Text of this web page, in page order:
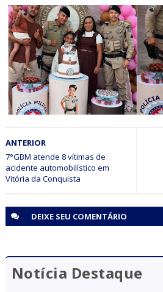
POLICIAL
Polícia Civil prende suspeito de
com munições e veículos de luxo
(BA)
Polícia Militar participa de
do Bonfim (BA)
ANTERIOR
7°GBM atende 8 vítimas de
acidente automobilístico em
Vitória da Conquista
DEIXE SEU COMENTÁRIO
Notícia Destaque